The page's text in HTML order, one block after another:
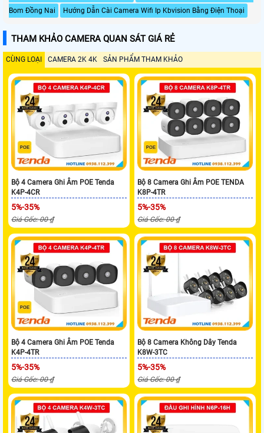
Bom Đồng Nai
Hướng Dẫn Cài Camera Wifi Ip Kbvision Bằng Điện Thoại
THAM KHẢO CAMERA QUAN SÁT GIÁ RẺ
CÙNG LOẠI CAMERA 2K 4K SẢN PHẨM THAM KHẢO
Bộ 4 Camera Ghi Âm POE Tenda
K4P-4CR
5%-35%
Giá Gốc: 00 ₫
Bộ 8 Camera Ghi Âm POE TENDA
K8P-4TR
5%-35%
Giá Gốc: 00 ₫
Bộ 4 Camera Ghi Âm POE Tenda
K4P-4TR
5%-35%
Giá Gốc: 00 ₫
Bộ 8 Camera Không Dây Tenda
K8W-3TC
5%-35%
Giá Gốc: 00 ₫